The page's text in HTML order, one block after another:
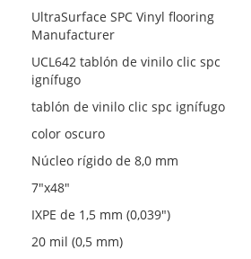
UltraSurface SPC Vinyl flooring
Manufacturer
UCL642 tablón de vinilo clic spc
ignífugo
tablón de vinilo clic spc ignífugo
color oscuro
Núcleo rígido de 8,0 mm
7"x48"
IXPE de 1,5 mm (0,039")
20 mil (0,5 mm)